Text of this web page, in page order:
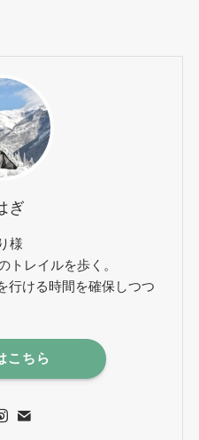
ぎ
様
トレイルを歩く。
行ける時間を確保しつつ
こちら